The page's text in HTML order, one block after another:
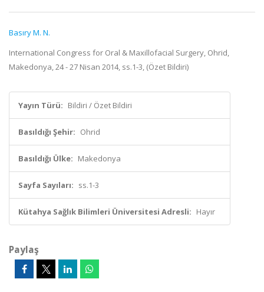
Basıry M. N.
International Congress for Oral & Maxillofacial Surgery, Ohrid,
Makedonya, 24 - 27 Nisan 2014, ss.1-3, (Özet Bildiri)
Yayın Türü: Bildiri / Özet Bildiri
Basıldığı Şehir: Ohrid
Basıldığı Ülke: Makedonya
Sayfa Sayıları: ss.1-3
Kütahya Sağlık Bilimleri Üniversitesi Adresli: Hayır
Paylaş